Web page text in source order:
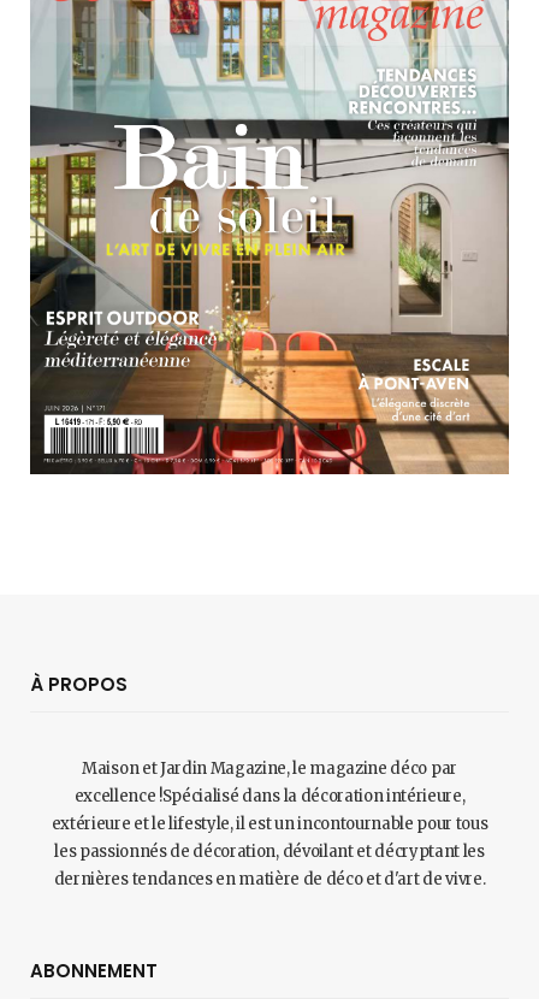
À PROPOS
Maison et Jardin Magazine, le magazine déco par
excellence !Spécialisé dans la décoration intérieure,
extérieure et le lifestyle, il est un incontournable pour tous
les passionnés de décoration, dévoilant et décryptant les
dernières tendances en matière de déco et d'art de vivre.
ABONNEMENT